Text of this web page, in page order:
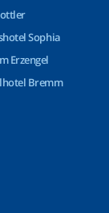
Sophia
Erzengel
Bremm